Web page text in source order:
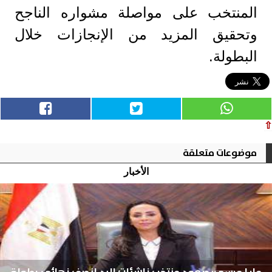
المنتخب على مواصلة مشواره الناجح
وتحقيق المزيد من الإنجازات خلال
البطولة.
⇧
موضوعات متعلقة
الأخبار